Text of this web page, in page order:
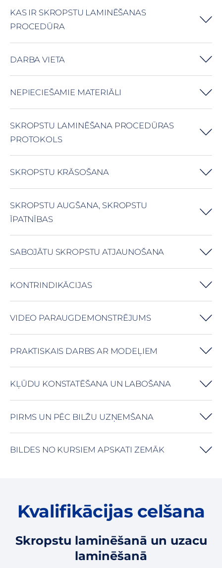
KAS IR SKROPSTU LAMINĒŠANAS
PROCEDŪRA
DARBA VIETA
NEPIECIEŠAMIE MATERIĀLI
SKROPSTU LAMINĒŠANA PROCEDŪRAS
PROTOKOLS
SKROPSTU KRĀSOŠANA
SKROPSTU AUGŠANA, SKROPSTU
ĪPATNĪBAS
SABOJĀTU SKROPSTU ATJAUNOŠANA
KONTRINDIKĀCIJAS
VIDEO PARAUGDEMONSTRĒJUMS
PRAKTISKAIS DARBS AR MODEĻIEM
KĻŪDU KONSTATĒŠANA UN LABOŠANA
PIRMS UN PĒC BILŽU UZŅEMŠANA
BILDES NO KURSIEM APSKATI ZEMĀK
Kvalifikācijas celšana
Skropstu laminēšanā un uzacu
laminēšanā